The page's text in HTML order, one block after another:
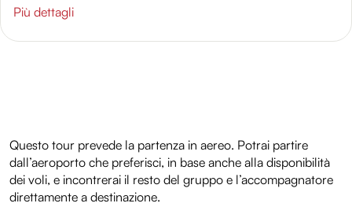
Più dettagli
Questo tour prevede la partenza in aereo. Potrai partire
dall’aeroporto che preferisci, in base anche alla disponibilità
dei voli, e incontrerai il resto del gruppo e l’accompagnatore
direttamente a destinazione.